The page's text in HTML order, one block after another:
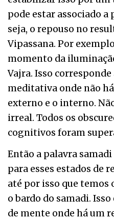
pode estar associado a
seja, o repouso no
Vipassana. Por
momento da
Vajra. Isso
meditativa onde não
externo e o interno.
irreal. Todos os
cognitivos foram
Então a palavra
para esses estados de
até por isso que temos
o bardo do samadi.
de mente onde há um